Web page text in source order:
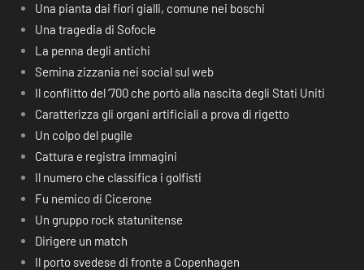
Una pianta dai fiori gialli, comune nei boschi
Una tragedia di Sofocle
La penna degli antichi
Semina zizzania nei social sul web
Il conflitto del ‘700 che portò alla nascita degli Stati Uniti
Caratterizza gli organi artificiali a prova di rigetto
Un colpo del pugile
Cattura e registra immagini
Il numero che classifica i golfisti
Fu nemico di Cicerone
Un gruppo rock statunitense
Dirigere un match
Il porto svedese di fronte a Copenhagen